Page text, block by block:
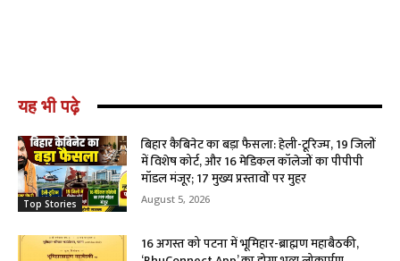
यह भी पढ़े
Top Stories
बिहार कैबिनेट का बड़ा फैसला: हेली-टूरिज्म, 19 जिलों
में विशेष कोर्ट, और 16 मेडिकल कॉलेजों का पीपीपी
मॉडल मंजूर; 17 मुख्य प्रस्तावों पर मुहर
August 5, 2026
16 अगस्त को पटना में भूमिहार-ब्राह्मण महाबैठकी,